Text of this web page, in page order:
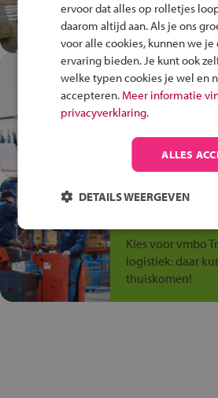
Speel het Fiets
en win een
In de winkel
plek!
Ontdek via het
op de
anders is!
Jouw talent
Kies voor vmbo
logistiek: daar
thuiskomen!
ervoor dat alles op rolletjes
daarom altijd aan. Als je ons
voor alle cookies, kunnen we je
ervaring bieden. Je kunt ook
welke typen cookies je wel en
accepteren. Meer informatie
privacyverklaring.
ALLES
DETAILS WEERGEVEN